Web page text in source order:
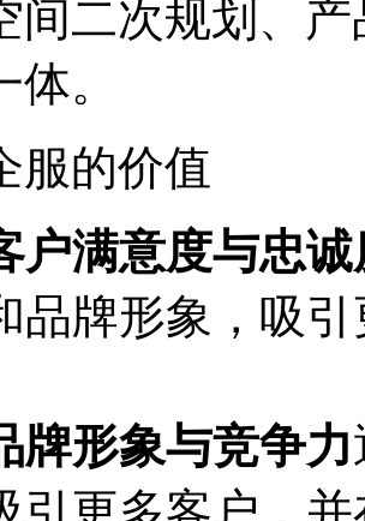
间二次规划、
。
服的价值
户满意度与忠诚
品牌形象，吸
牌形象与竞争力